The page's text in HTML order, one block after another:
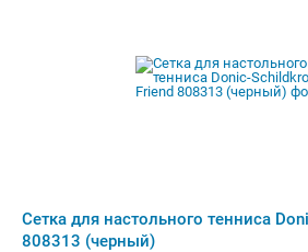
Сетка для настольного тенниса
808313 (черный)